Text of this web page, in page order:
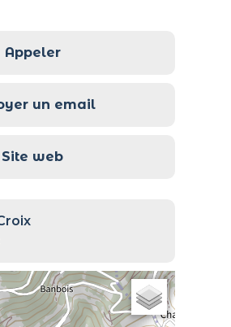
Appeler
un email
Site web